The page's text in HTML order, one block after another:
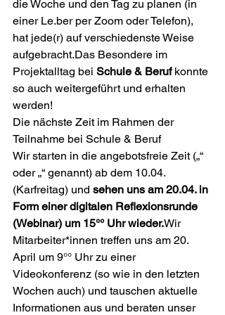
die Woche und den Tag zu planen (in
einer Le.ber per Zoom oder Telefon),
hat jede(r) auf verschiedenste Weise
aufgebracht.Das Besondere im
Projektalltag bei Schule & Beruf konnte
so auch weitergeführt und erhalten
werden!
Die nächste Zeit im Rahmen der
Teilnahme bei Schule & Beruf
Wir starten in die angebotsfreie Zeit („“
oder „“ genannt) ab dem 10.04.
(Karfreitag) und se­hen uns am 20.04. in
Form einer digitalen Reflexionsrunde
(Webinar) um 15°° Uhr wieder.Wir
Mitarbeiter*innen treffen uns am 20.
April um 9°° Uhr zu einer
Videokonferenz (so wie in den letzten
Wo­chen auch) und tauschen aktuelle
Informationen aus und beraten unser